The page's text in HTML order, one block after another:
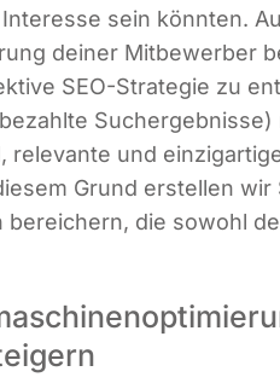
sein könn­ten.
dei­ner Mit­be­wer­ber
SEO-Stra­te­gie zu
rele­van­te und
Grund erstel­len
berei­chern, die sowohl